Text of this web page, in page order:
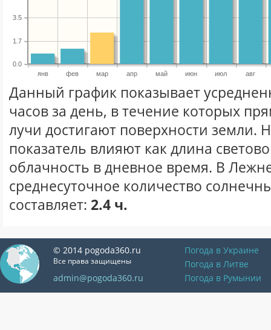
янв фев мар апр май июн июл авг
0.0
1.7
3.5
Данный график показывает
часов за день, в течение которых
лучи достигают поверхности земли.
показатель влияют как длина
облачность в дневное время. В
среднесуточное количество
составляет: 2.4 ч.
© 2014 pogoda360.ru
Все права защищены
admin@pogoda360.ru
Погода в Украине
Погода в Литве
Погода в Румынии